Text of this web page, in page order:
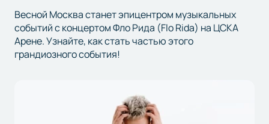
Весной Москва станет эпицентром музыкальных
событий с концертом Фло Рида (Flo Rida) на ЦСКА
Арене. Узнайте, как стать частью этого
грандиозного события!